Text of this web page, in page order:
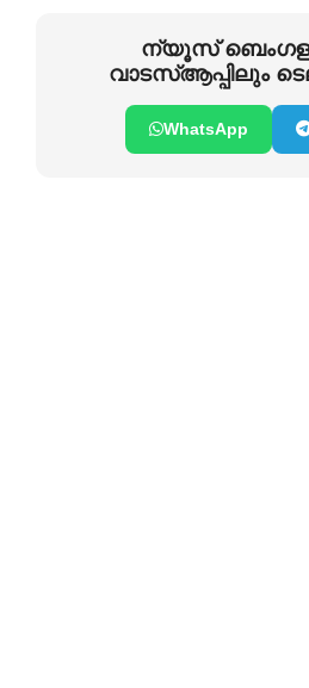
ന്യൂസ്
വാടസ്ആപ്പിലും
WhatsApp